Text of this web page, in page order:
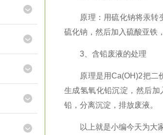
原理：用硫化钠将汞转变
硫化钠，然后加入硫酸亚铁
3、含铅废液的处理
原理是用Ca(OH)2把二价
生成氢氧化铅沉淀，然后
铅，分离沉淀，排放废液。
以上就是小编今天为大家